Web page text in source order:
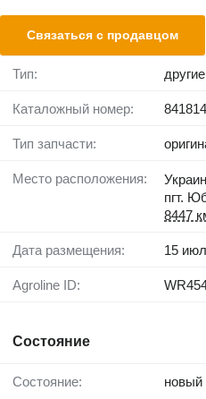
Связаться с продавцом
Тип:
Каталожный номер:
Тип запчасти:
Место расположения:
пгт.
8447
Дата размещения: 15
Agroline ID:
Состояние
Состояние: новый